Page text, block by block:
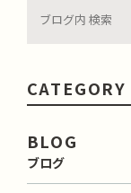
CATEGORY
BLOG
ブログ